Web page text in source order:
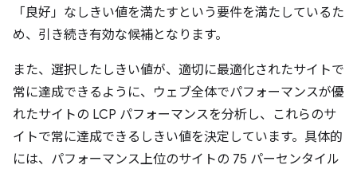
「良好」なしきい値を満たすという要件を満たしているた
め、引き続き有効な候補となります。
また、選択したしきい値が、適切に最適化されたサイトで
常に達成できるように、ウェブ全体でパフォーマンスが優
れたサイトの LCP パフォーマンスを分析し、これらのサ
イトで常に達成できるしきい値を決定しています。具体的
には、パフォーマンス上位のサイトの 75 パーセンタイル